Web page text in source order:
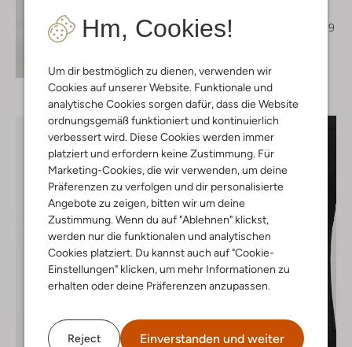
Hm, Cookies!
Um dir bestmöglich zu dienen, verwenden wir
Cookies auf unserer Website. Funktionale und
analytische Cookies sorgen dafür, dass die Website
ordnungsgemäß funktioniert und kontinuierlich
verbessert wird. Diese Cookies werden immer
platziert und erfordern keine Zustimmung. Für
Marketing-Cookies, die wir verwenden, um deine
Präferenzen zu verfolgen und dir personalisierte
Angebote zu zeigen, bitten wir um deine
Zustimmung. Wenn du auf "Ablehnen" klickst,
werden nur die funktionalen und analytischen
Cookies platziert. Du kannst auch auf "Cookie-
Einstellungen" klicken, um mehr Informationen zu
erhalten oder deine Präferenzen anzupassen.
Reject Einverstanden und weiter
€ 99,99